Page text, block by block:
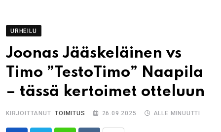
URHEILU
Joonas Jääskeläinen vs
Timo ”TestoTimo” Naapila
– tässä kertoimet otteluun
KIRJOITTANUT:TOIMITUS 26.09.2025 ALLE MINUUTTI